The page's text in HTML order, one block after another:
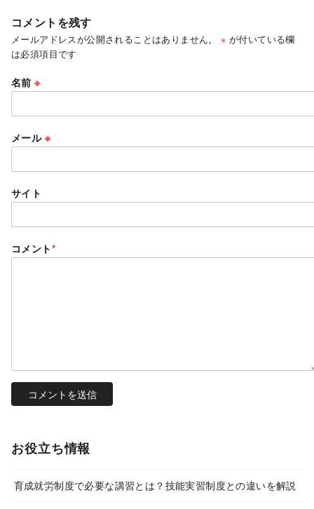
コメントを残す
メールアドレスが公開されることはありません。 ※ が付いている欄
は必須項目です
名前※
メール ※
サイト
コメント*
お役立ち情報
育成就労制度で必要な講習とは？技能実習制度との違いを解説